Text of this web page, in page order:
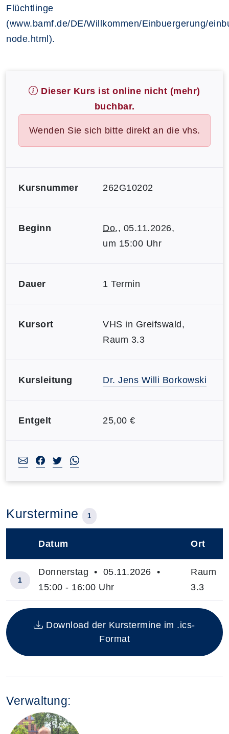
Flüchtlinge
(www.bamf.de/DE/Willkommen/Einbuergerung/
node.html).
Dieser Kurs ist online nicht (mehr)
buchbar.
Wenden Sie sich bitte direkt an die vhs.
Kursnummer 262G10202
Beginn Do., 05.11.2026,
um 15:00 Uhr
Dauer 1 Termin
Kursort
VHS in Greifswald,
Raum 3.3
Kursleitung Dr. Jens Willi Borkowski
Entgelt 25,00 €
Kurstermine 1
Insgesamt gibt es 1 Termine zum diesen Kurs
Datum Ort
1
Donnerstag • 05.11.2026 •
15:00 - 16:00 Uhr
Raum
3.3
Download der Kurstermine im .ics-
Format
Verwaltung: